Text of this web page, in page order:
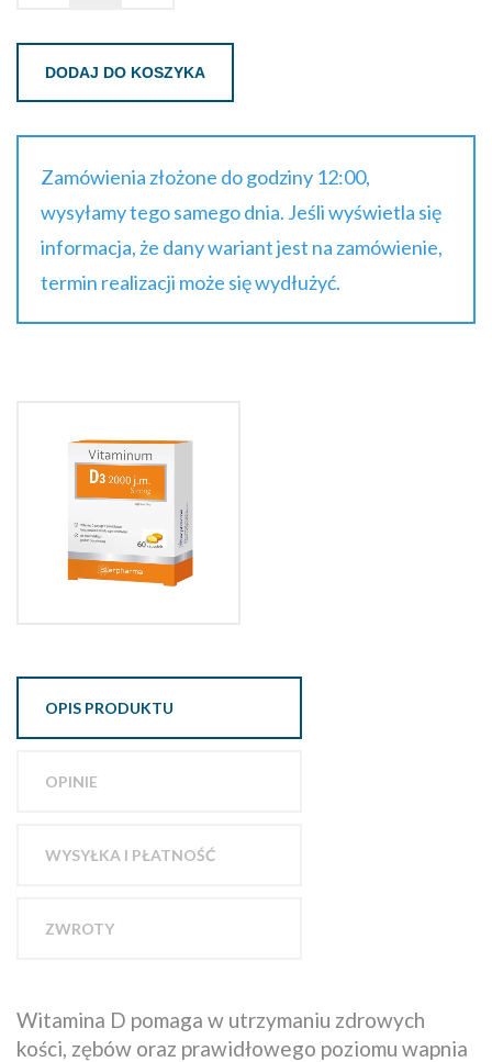
DODAJ DO KOSZYKA
Zamówienia złożone do godziny 12:00,
wysyłamy tego samego dnia. Jeśli wyświetla się
informacja, że dany wariant jest na zamówienie,
termin realizacji może się wydłużyć.
OPIS PRODUKTU
OPINIE
WYSYŁKA I PŁATNOŚĆ
ZWROTY
Witamina D pomaga w utrzymaniu zdrowych
kości, zębów oraz prawidłowego poziomu wapnia